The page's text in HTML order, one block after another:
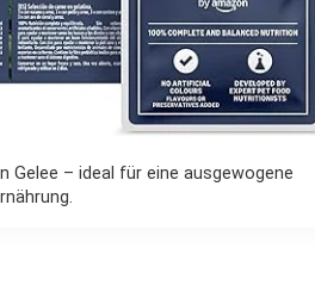
– ideal für eine ausgewogene